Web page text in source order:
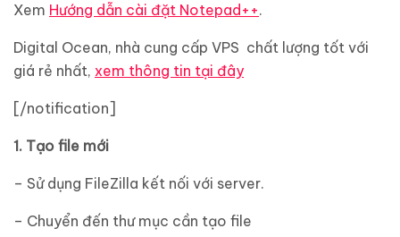
Xem Hướng dẫn cài đặt Notepad++.
Digital Ocean, nhà cung cấp VPS chất lượng tốt với
giá rẻ nhất, xem thông tin tại đây
[/notification]
1. Tạo file mới
– Sử dụng FileZilla kết nối với server.
– Chuyển đến thư mục cần tạo file